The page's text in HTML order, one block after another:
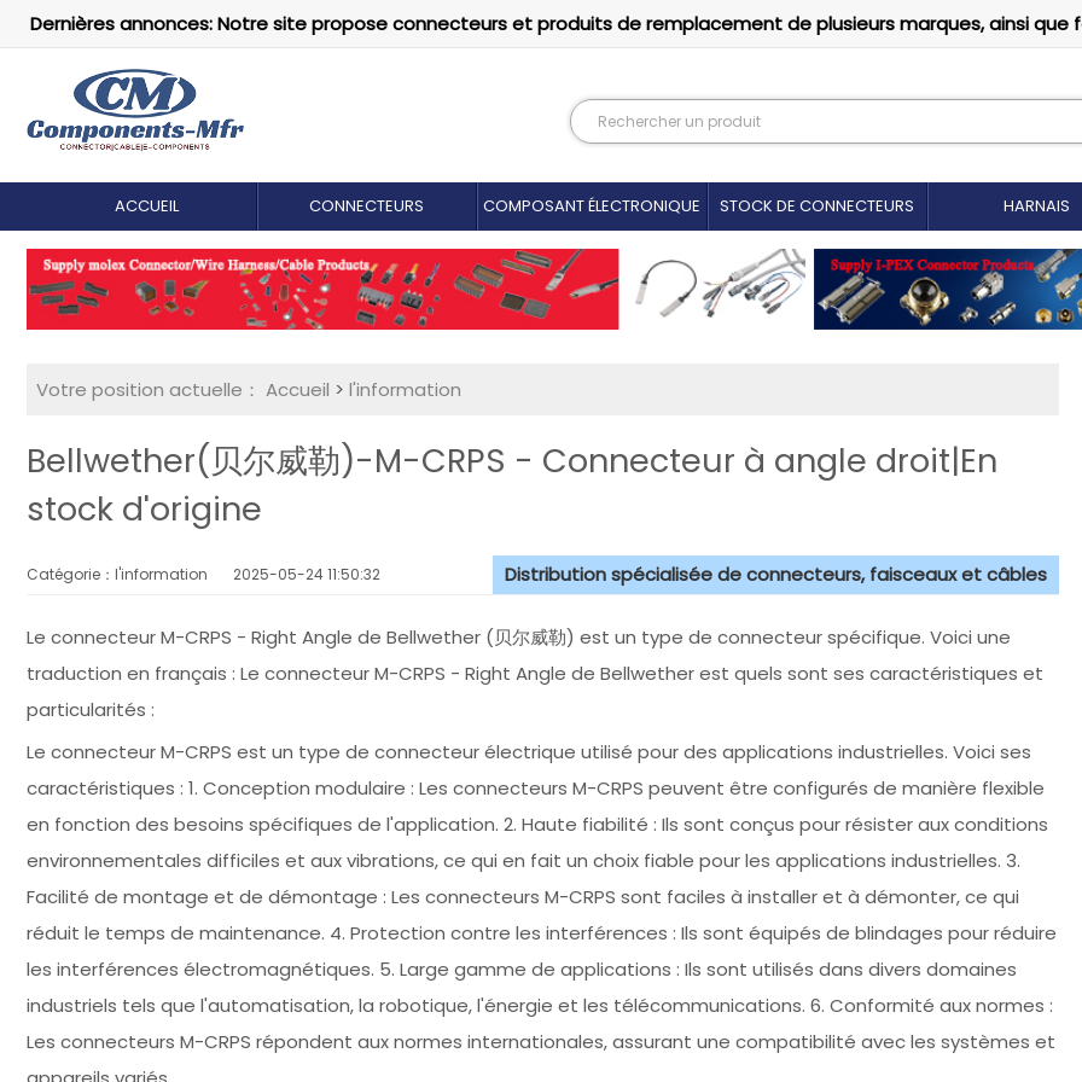
Dernières annonces: Notre site propose connecteurs et produits de remplacement de plusieurs marques, ainsi que
ACCUEIL CONNECTEURS COMPOSANT ÉLECTRONIQUE STOCK DE CONNECTEURS HARNAIS
Votre position actuelle： Accueil > l'information
Bellwether(贝尔威勒)-M-CRPS - Connecteur à angle droit|En
stock d'origine
Catégorie：l'information 2025-05-24 11:50:32 Distribution spécialisée de connecteurs, faisceaux et câbles
Le connecteur M-CRPS - Right Angle de Bellwether (贝尔威勒) est un type de connecteur spécifique. Voici une
traduction en français : Le connecteur M-CRPS - Right Angle de Bellwether est quels sont ses caractéristiques et
particularités :
Le connecteur M-CRPS est un type de connecteur électrique utilisé pour des applications industrielles. Voici ses
caractéristiques : 1. Conception modulaire : Les connecteurs M-CRPS peuvent être configurés de manière flexible
en fonction des besoins spécifiques de l'application. 2. Haute fiabilité : Ils sont conçus pour résister aux conditions
environnementales difficiles et aux vibrations, ce qui en fait un choix fiable pour les applications industrielles. 3.
Facilité de montage et de démontage : Les connecteurs M-CRPS sont faciles à installer et à démonter, ce qui
réduit le temps de maintenance. 4. Protection contre les interférences : Ils sont équipés de blindages pour réduire
les interférences électromagnétiques. 5. Large gamme de applications : Ils sont utilisés dans divers domaines
industriels tels que l'automatisation, la robotique, l'énergie et les télécommunications. 6. Conformité aux normes :
Les connecteurs M-CRPS répondent aux normes internationales, assurant une compatibilité avec les systèmes et